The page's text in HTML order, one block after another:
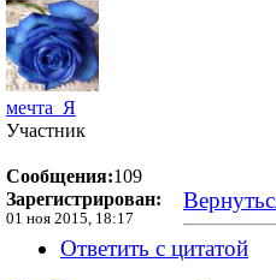
мечта_Я
Участник
Сообщения:109
Зарегистрирован:
01 ноя 2015, 18:17
Ответить с цитатой